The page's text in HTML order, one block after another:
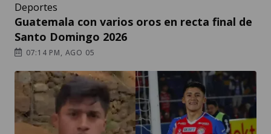
Deportes
Guatemala con varios oros en recta final de
Santo Domingo 2026
07:14 PM, AGO 05